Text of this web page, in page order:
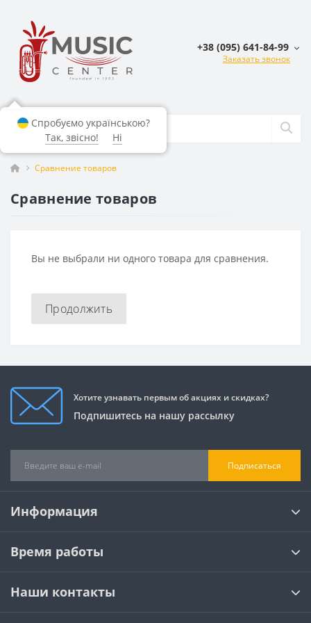
+38 (095) 641-84-99
Заказать звонок
Сравнение товаров
Сравнение товаров
Вы не выбрали ни одного товара для сравнения.
Продолжить
Хотите узнавать первым об акциях и скидках?
Подпишитесь на нашу рассылку
Подписаться
Информация
Время работы
Наши контакты
Спробуємо українською?
Так, звісно!
Ні